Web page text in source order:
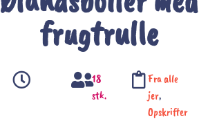
frugtrulle
18
stk.
Fra alle
jer,
Opskrifter